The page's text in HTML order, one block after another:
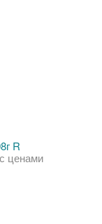
R
ценами